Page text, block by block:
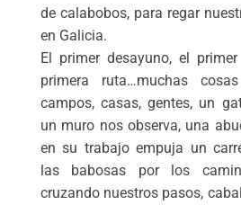
de calabobos, para regar
en Galicia.
El primer desayuno, el
primera ruta…muchas
campos, casas, gentes, un
un muro nos observa, una
en su trabajo empuja un
las babosas por los
cruzando nuestros pasos,